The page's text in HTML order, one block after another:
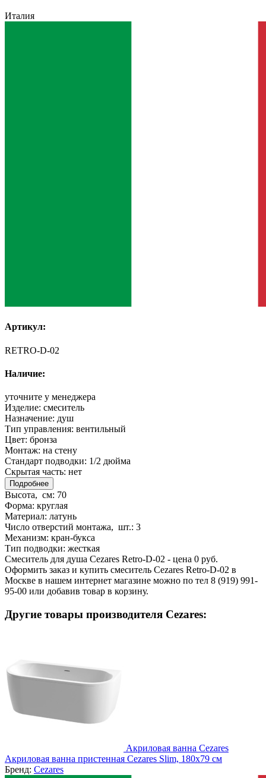
Италия
Артикул:
RETRO-D-02
Наличие:
уточните у менеджера
Изделие: смеситель
Назначение: душ
Тип управления: вентильный
Цвет: бронза
Монтаж: на стену
Стандарт подводки: 1/2 дюйма
Скрытая часть: нет
Подробнее
Высота, см: 70
Форма: круглая
Материал: латунь
Число отверстий монтажа, шт.: 3
Механизм: кран-букса
Тип подводки: жесткая
Смеситель для душа Cezares Retro-D-02 - цена 0 руб.
Оформить заказ и купить смеситель Cezares Retro-D-02 в
Москве в нашем интернет магазине можно по тел 8 (919) 991-
95-00 или добавив товар в корзину.
Другие товары производителя Cezares:
Акриловая ванна Cezares
Акриловая ванна пристенная Cezares Slim, 180x79 см
Бренд: Cezares